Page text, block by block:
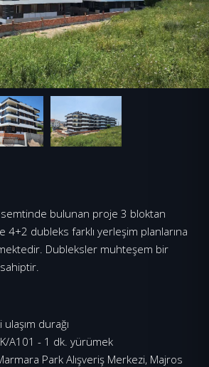
semtinde bulunan proje 3 bloktan
4+2 dubleks farklı yerleşim planlarına
Dubleksler muhteşem bir
durağı
A101 - 1 dk. yürümek
Park Alışveriş Merkezi, Majros